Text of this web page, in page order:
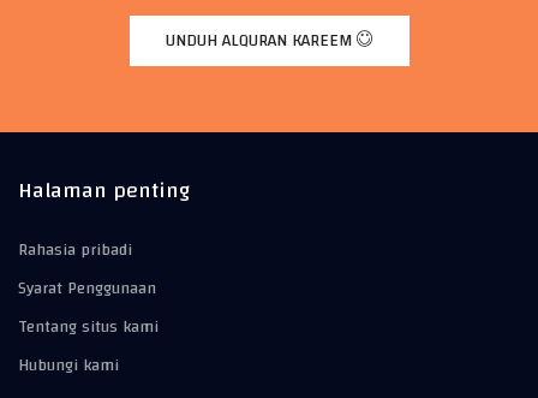
UNDUH ALQURAN KAREEM
Halaman penting
Rahasia pribadi
Syarat Penggunaan
Tentang situs kami
Hubungi kami